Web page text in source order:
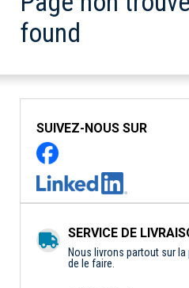
found
SUIVEZ-NOUS SUR
SERVICE DE
Nous livrons partout sur
de le faire.